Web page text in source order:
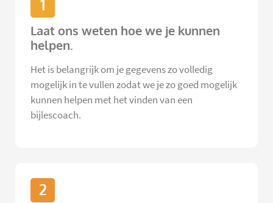
1
Laat ons weten hoe we je kunnen
helpen.
Het is belangrijk om je gegevens zo volledig
mogelijk in te vullen zodat we je zo goed mogelijk
kunnen helpen met het vinden van een
bijlescoach.
2